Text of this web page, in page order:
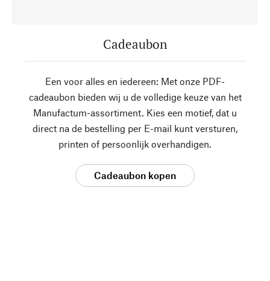
Cadeaubon
Een voor alles en iedereen: Met onze PDF-
cadeaubon bieden wij u de volledige keuze van het
Manufactum-assortiment. Kies een motief, dat u
direct na de bestelling per E-mail kunt versturen,
printen of persoonlijk overhandigen.
Cadeaubon kopen